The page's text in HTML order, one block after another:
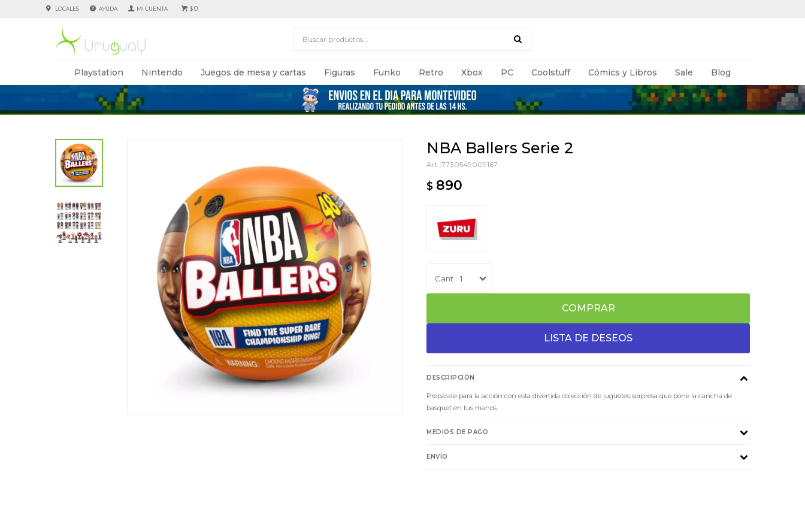
Playstation Nintendo Juegos de mesa y cartas Figuras Funko Retro Xbox PC Coolstuff Cómics y Libros Sale Blog
$0
LOCALES AYUDA
NBA Ballers Serie 2
7730549009167
$ 890
1
COMPRAR
DESCRIPCIÓN
Prepárate para la acción con esta divertida colección de juguetes sorpresa que pone la cancha de
basquet en tus manos.
MEDIOS DE PAGO
ENVÍO